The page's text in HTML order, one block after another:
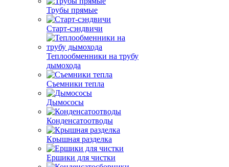
Трубы прямые
Старт-сэндвичи
Теплообменники на трубу
дымохода
Съемники тепла
Дымососы
Конденсатоотводы
Крышная разделка
Ершики для чистки